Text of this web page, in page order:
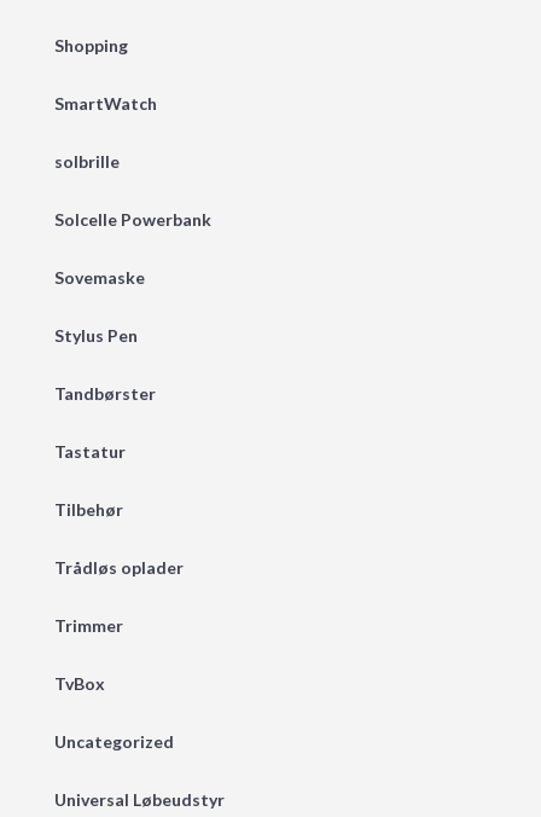
Shopping
SmartWatch
solbrille
Solcelle Powerbank
Sovemaske
Stylus Pen
Tandbørster
Tastatur
Tilbehør
Trådløs oplader
Trimmer
TvBox
Uncategorized
Universal Løbeudstyr